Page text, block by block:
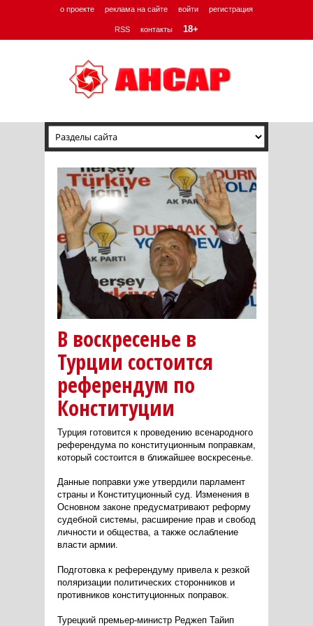
о проекте реклама на сайте войти регистрация
RSS контакты 18+
В воскресенье в
Турции состоится
референдум по
Конституции
Турция готовится к проведению всенародного
референдума по конституционным поправкам,
который состоится в ближайшее воскресенье.
Данные поправки уже утвердили парламент
страны и Конституционный суд. Изменения в
Основном законе предусматривают реформу
судебной системы, расширение прав и свобод
личности и общества, а также ослабление
власти армии.
Подготовка к референдуму привела к резкой
поляризации политических сторонников и
противников конституционных поправок.
Турецкий премьер-министр Реджеп Тайип